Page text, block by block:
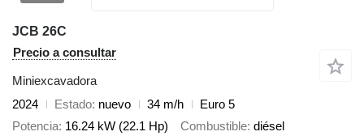
JCB 26C
Precio a consultar
Miniexcavadora
2024
Estado nuevo 34 m/h
Euro 5
Potencia 16.24 kW (22.1 Hp) Combustible diésel